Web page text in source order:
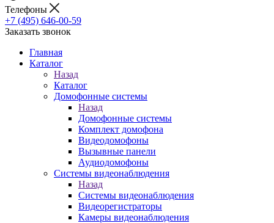
Телефоны
+7 (495) 646-00-59
Заказать звонок
Главная
Каталог
Назад
Каталог
Домофонные системы
Назад
Домофонные системы
Комплект домофона
Видеодомофоны
Вызывные панели
Аудиодомофоны
Системы видеонаблюдения
Назад
Системы видеонаблюдения
Видеорегистраторы
Камеры видеонаблюдения